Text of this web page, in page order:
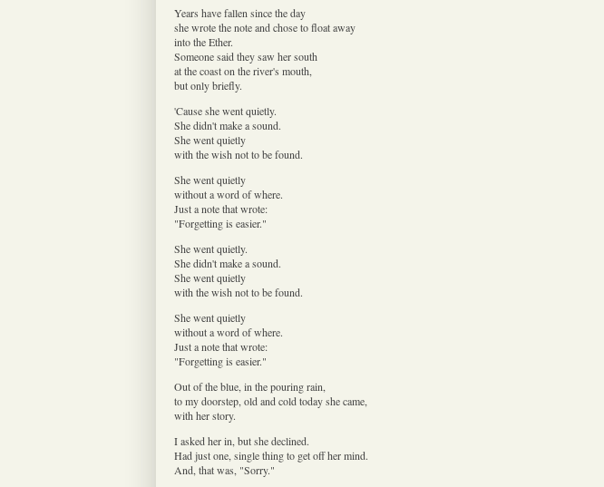
Years have fallen since the day
she wrote the note and chose to float away
into the Ether.
Someone said they saw her south
at the coast on the river's mouth,
but only briefly.
'Cause she went quietly.
She didn't make a sound.
She went quietly
with the wish not to be found.
She went quietly
without a word of where.
Just a note that wrote:
"Forgetting is easier."
She went quietly.
She didn't make a sound.
She went quietly
with the wish not to be found.
She went quietly
without a word of where.
Just a note that wrote:
"Forgetting is easier."
Out of the blue, in the pouring rain,
to my doorstep, old and cold today she came,
with her story.
I asked her in, but she declined.
Had just one, single thing to get off her mind.
And, that was, "Sorry."